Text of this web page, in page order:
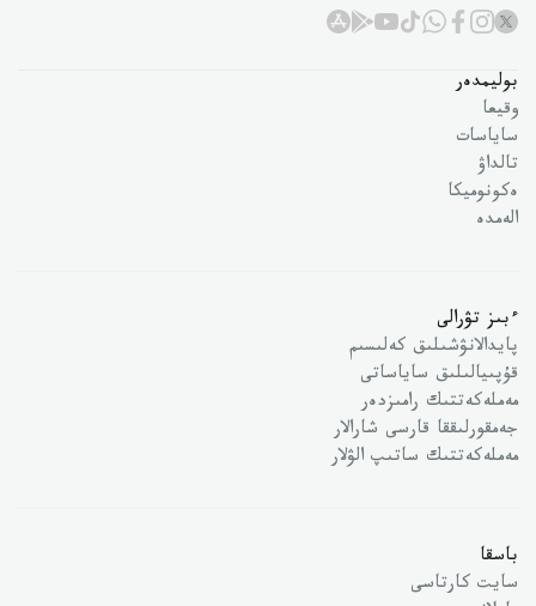
بوليمدەر
وقيعا
ساياسات
تالداۋ
ەكونوميكا
الەمدە
ءبىز تۋرالى
پايدالانۋشىلىق كەلىسىم
قۇپىيالىلىق ساياساتى
مەملەكەتتىك رامىزدەر
جەمقورلىققا قارسى شارالار
مەملەكەتتىك ساتىپ الۋلار
باسقا
سايت كارتاسى